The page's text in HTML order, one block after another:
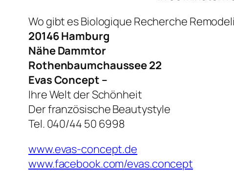
Wo gibt es Biologique Recherche
20146 Hamburg
Nähe Dammtor
Rothenbaumchaussee 22
Evas Concept –
Ihre Welt der Schönheit
Der französische Beautystyle
Tel. 040/44 50 6998
www.evas-concept.de
www.facebook.com/evas.concept